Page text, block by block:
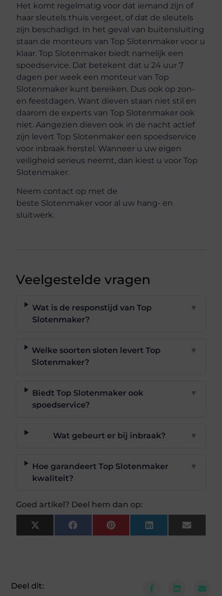
Het komt regelmatig voor dat iemand zijn of
haar sleutels thuis vergeet, of dat de sleutels
zijn beschadigd. In het geval van buitensluiting
staan de monteurs van Top Slotenmaker voor u
klaar. Top Slotenmaker biedt namelijk een
spoedservice. Dat betekent dat u 24 uur 7
dagen per week een monteur van Top
Slotenmaker kunt bereiken. Dus ook op zon-
en feestdagen. Want dieven staan niet stil en
daarom de experts van Top Slotenmaker ook
niet. Aangezien dieven ook in de nacht actief
zijn levert Top Slotenmaker een spoedservice
voor inbraak herstel. Wanneer u uw eigen
veiligheid serieus neemt, dan kiest u voor Top
Slotenmaker.
Neem contact op met de
beste Slotenmaker voor al uw hang- en
sluitwerk.
Veelgestelde vragen
Wat is de responstijd van Top
Slotenmaker?
▼
Welke soorten sloten levert Top
Slotenmaker?
▼
Biedt Top Slotenmaker ook
spoedservice?
▼
Wat gebeurt er bij inbraak? ▼
Hoe garandeert Top Slotenmaker
kwaliteit?
▼
Goed artikel? Deel hem dan op:
X
(Twitter)
FacebookPinterestLinkedInEmail
Deel dit: